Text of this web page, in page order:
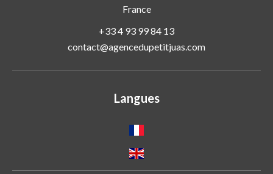
France
+33 4 93 99 84 13
contact@agencedupetitjuas.com
Langues